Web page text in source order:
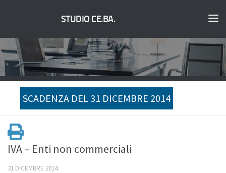
STUDIO CE.BA.
SCADENZA DEL 31 DICEMBRE 2014
IVA – Enti non commerciali
31 DICEMBRE 2014